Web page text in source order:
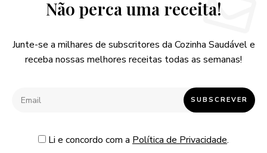
Não perca uma receita!
Junte-se a milhares de subscritores da Cozinha Saudável e
receba nossas melhores receitas todas as semanas!
Li e concordo com a Política de Privacidade.